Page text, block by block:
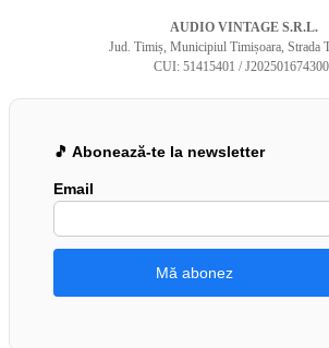
AUDIO VINTAGE S.R.L.
Jud. Timiș, Municipiul Timișoara, Strada
CUI: 51415401 /
🎵 Abonează-te la newsletter
Email